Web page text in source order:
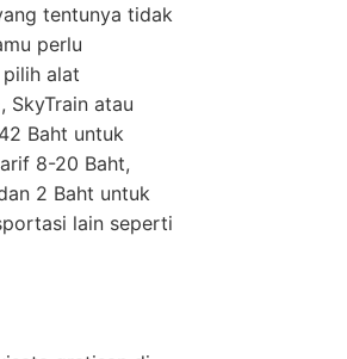
tentunya tidak
perlu
alat
SkyTrain atau
Baht untuk
8-20 Baht,
2 Baht untuk
lain seperti